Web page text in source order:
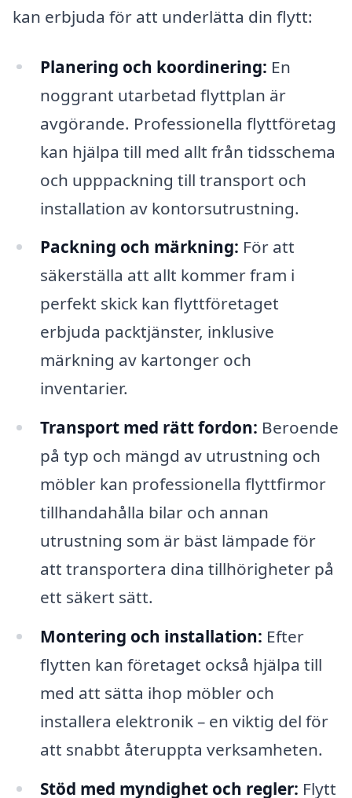
kan erbjuda för att underlätta din flytt:
Planering och koordinering: En
noggrant utarbetad flyttplan är
avgörande. Professionella flyttföretag
kan hjälpa till med allt från tidsschema
och upppackning till transport och
installation av kontorsutrustning.
Packning och märkning: För att
säkerställa att allt kommer fram i
perfekt skick kan flyttföretaget
erbjuda packtjänster, inklusive
märkning av kartonger och
inventarier.
Transport med rätt fordon: Beroende
på typ och mängd av utrustning och
möbler kan professionella flyttfirmor
tillhandahålla bilar och annan
utrustning som är bäst lämpade för
att transportera dina tillhörigheter på
ett säkert sätt.
Montering och installation: Efter
flytten kan företaget också hjälpa till
med att sätta ihop möbler och
installera elektronik – en viktig del för
att snabbt återuppta verksamheten.
Stöd med myndighet och regler: Flytt